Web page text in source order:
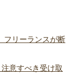
フリーランスが断
意すべき受け取